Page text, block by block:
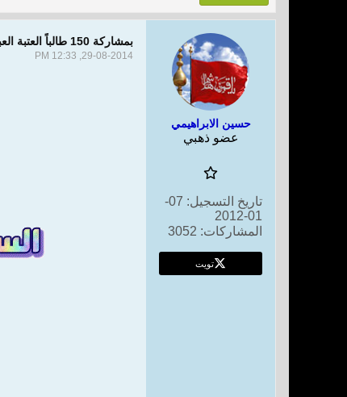
حسين الابراهيمي
عضو ذهبي
تاريخ التسجيل:
07-
01-2012
المشاركات: 3052
تويت
بمشاركة 150 طالباً العتبة العباسية المقدسة تختتم فعاليات دورة العميد الكشفية ..
29-08-2014, 12:33 PM